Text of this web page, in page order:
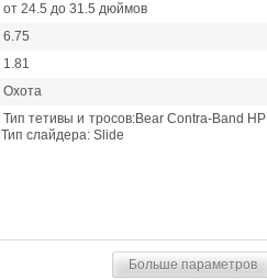
от 24.5 до 31.5 дюймов
6.75
1.81
Охота
Тип тетивы и тросов:Bear Contra-Band HP
Тип слайдера: Slide
Больше параметров